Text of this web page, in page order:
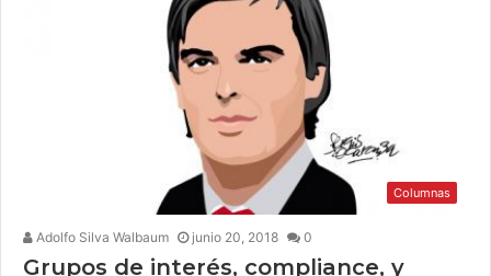
Columnas
Adolfo Silva Walbaum junio 20, 2018 0
Grupos de interés, compliance, y